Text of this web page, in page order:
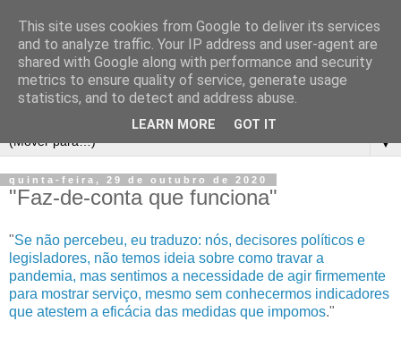
▼
quinta-feira, 29 de outubro de 2020
"Faz-de-conta que funciona"
"Se não percebeu, eu traduzo: nós, decisores políticos e
legisladores, não temos ideia sobre como travar a
pandemia, mas sentimos a necessidade de agir firmemente
para mostrar serviço, mesmo sem conhecermos indicadores
que atestem a eficácia das medidas que impomos."
This site uses cookies from Google to deliver its services
and to analyze traffic. Your IP address and user-agent are
shared with Google along with performance and security
metrics to ensure quality of service, generate usage
statistics, and to detect and address abuse.
LEARN MORE GOT IT